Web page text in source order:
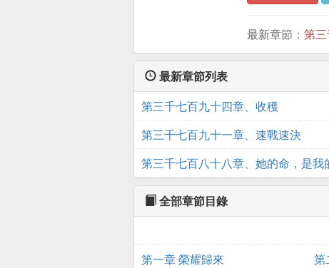
最新章節： 第
最新章節列表
第三千七百九十四章、收穫
第三千七百九十一章、速戰速決
第三千七百八十八章、她的命，是我
全部章節目錄
第一章 榮耀歸來
第